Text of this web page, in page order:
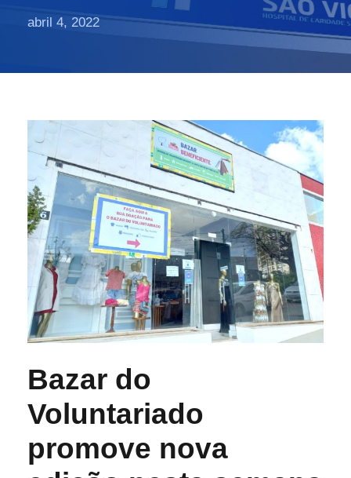
abril 4, 2022
Bazar do
Voluntariado
promove nova